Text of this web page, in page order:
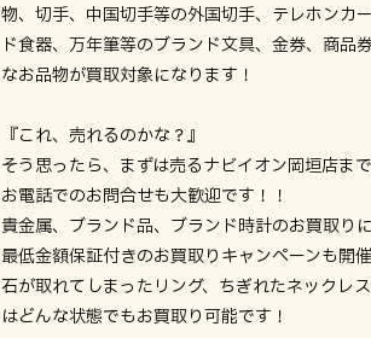
物、切手、中国切手等の外国切手、テレホンカ
ド食器、万年筆等のブランド文具、金券、商品
なお品物が買取対象になります！
『これ、売れるのかな？』
そう思ったら、まずは売るナビイオン岡垣店ま
お電話でのお問合せも大歓迎です！！
貴金属、ブランド品、ブランド時計のお買取り
最低金額保証付きのお買取りキャンペーンも開
石が取れてしまったリング、ちぎれたネックレ
はどんな状態でもお買取り可能です！